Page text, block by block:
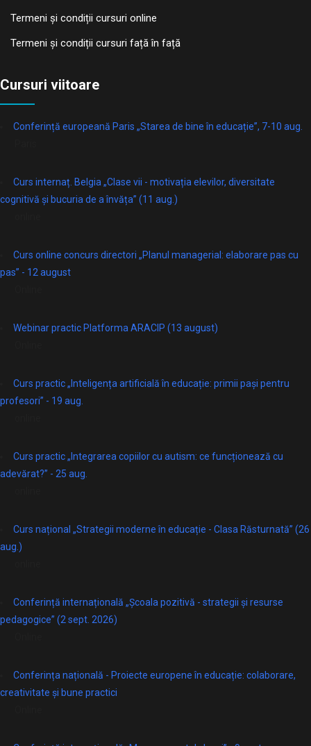
Termeni și condiții cursuri online
Termeni și condiții cursuri față în față
Cursuri viitoare
Conferință europeană Paris „Starea de bine în educație”, 7-10 aug.
Curs internaț. Belgia „Clase vii - motivația elevilor, diversitate
cognitivă și bucuria de a învăța” (11 aug.)
Curs online concurs directori „Planul managerial: elaborare pas cu
pas” - 12 august
Webinar practic Platforma ARACIP (13 august)
Curs practic „Inteligența artificială în educație: primii pași pentru
profesori” - 19 aug.
Curs practic „Integrarea copiilor cu autism: ce funcționează cu
adevărat?” - 25 aug.
Curs național „Strategii moderne în educație - Clasa Răsturnată” (26
aug.)
Conferință internațională „Școala pozitivă - strategii și resurse
pedagogice” (2 sept. 2026)
Conferința națională - Proiecte europene în educație: colaborare,
creativitate și bune practici